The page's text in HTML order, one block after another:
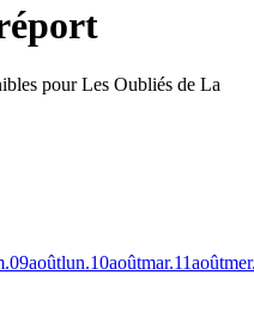
pour Les Oubliés de La
09aoûtlun.10aoûtmar.11août